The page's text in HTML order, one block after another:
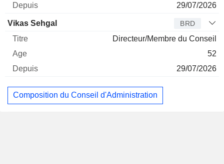
29/07/2026
Vikas Sehgal BRD
Directeur/Membre du Conseil
52
29/07/2026
Composition du Conseil d'Administration